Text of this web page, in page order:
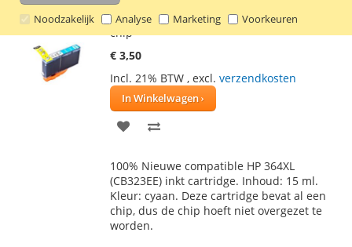
Noodzakelijk Analyse Marketing Voorkeuren
Huismerk HP 364XL cartridge cyaan met
chip
€ 3,50
Incl. 21% BTW , excl. verzendkosten
In Winkelwagen
VOEG
AAN
VERLANGLIJST
TE
VERGELIJKEN
100% Nieuwe compatible HP 364XL
(CB323EE) inkt cartridge. Inhoud: 15 ml.
Kleur: cyaan. Deze cartridge bevat al een
chip, dus de chip hoeft niet overgezet te
worden.